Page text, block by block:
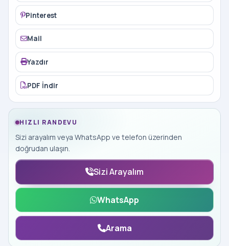
Pinterest
Mail
Yazdır
PDF İndir
HIZLI RANDEVU
Sizi arayalım veya WhatsApp ve telefon üzerinden
doğrudan ulaşın.
Sizi Arayalım
WhatsApp
Arama